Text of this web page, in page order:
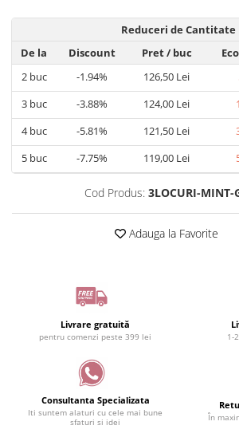
Reduceri de Cantitate
De la
Discount Pret/ buc
2buc -1.94% 126,50 Lei
3buc -3.88% 124,00 Lei
4buc -5.81% 121,50 Lei
5buc -7.75% 119,00 Lei
Cod Produs: 3LOCURI-MINT-
Adauga la Favorite
Livrare gratuită
pentru comenzi peste 399 lei 1-
Consultanta Specializata
Iti suntem alaturi cu cele mai bune
sfaturi si idei
În